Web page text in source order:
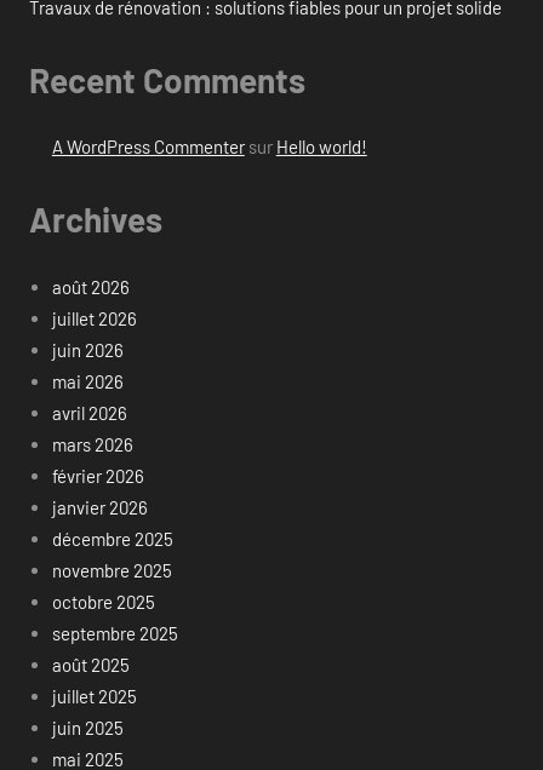
Travaux de rénovation : solutions fiables pour un projet solide
Recent Comments
A WordPress Commentersur Hello world!
Archives
août 2026
juillet 2026
juin 2026
mai 2026
avril 2026
mars 2026
février 2026
janvier 2026
décembre 2025
novembre 2025
octobre 2025
septembre 2025
août 2025
juillet 2025
juin 2025
mai 2025